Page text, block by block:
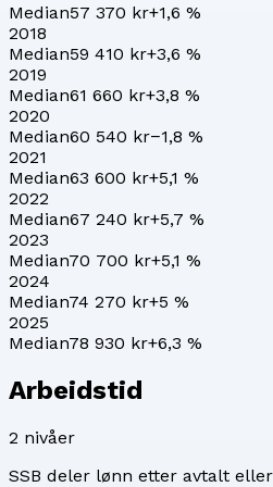
Median57 370 kr+1,6 %
2018
Median59 410 kr+3,6 %
2019
Median61 660 kr+3,8 %
2020
Median60 540 kr−1,8 %
2021
Median63 600 kr+5,1 %
2022
Median67 240 kr+5,7 %
2023
Median70 700 kr+5,1 %
2024
Median74 270 kr+5 %
2025
Median78 930 kr+6,3 %
Arbeidstid
2 nivåer
SSB deler lønn etter avtalt